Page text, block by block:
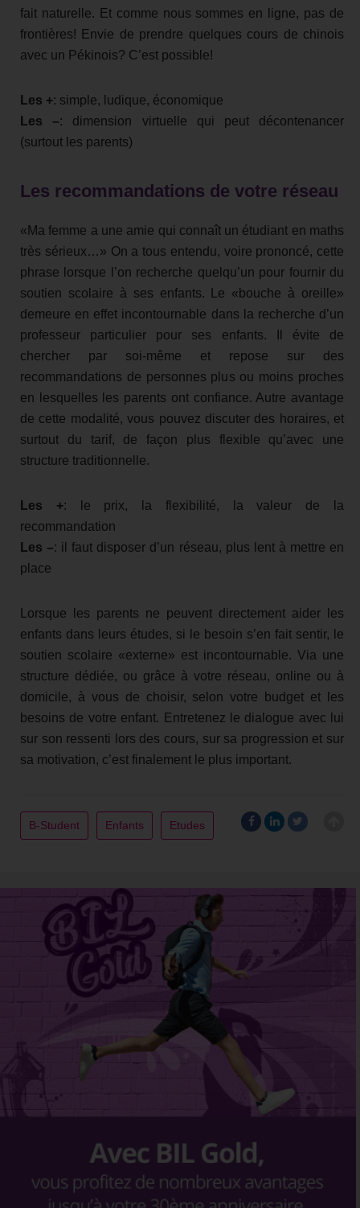
fait naturelle. Et comme nous sommes en ligne, pas de
frontières! Envie de prendre quelques cours de chinois
avec un Pékinois? C’est possible!
Les +: simple, ludique, économique
Les –: dimension virtuelle qui peut décontenancer
(surtout les parents)
Les recommandations de votre réseau
«Ma femme a une amie qui connaît un étudiant en maths
très sérieux…» On a tous entendu, voire prononcé, cette
phrase lorsque l’on recherche quelqu’un pour fournir du
soutien scolaire à ses enfants. Le «bouche à oreille»
demeure en effet incontournable dans la recherche d’un
professeur particulier pour ses enfants. Il évite de
chercher par soi-même et repose sur des
recommandations de personnes plus ou moins proches
en lesquelles les parents ont confiance. Autre avantage
de cette modalité, vous pouvez discuter des horaires, et
surtout du tarif, de façon plus flexible qu’avec une
structure traditionnelle.
Les +: le prix, la flexibilité, la valeur de la
recommandation
Les –: il faut disposer d’un réseau, plus lent à mettre en
place
Lorsque les parents ne peuvent directement aider les
enfants dans leurs études, si le besoin s’en fait sentir, le
soutien scolaire «externe» est incontournable. Via une
structure dédiée, ou grâce à votre réseau, online ou à
domicile, à vous de choisir, selon votre budget et les
besoins de votre enfant. Entretenez le dialogue avec lui
sur son ressenti lors des cours, sur sa progression et sur
sa motivation, c’est finalement le plus important.
B-Student Enfants Etudes